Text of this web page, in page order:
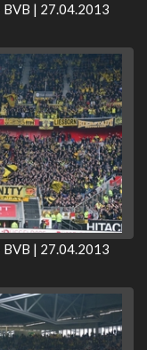
| 27.04.2013
| 27.04.2013